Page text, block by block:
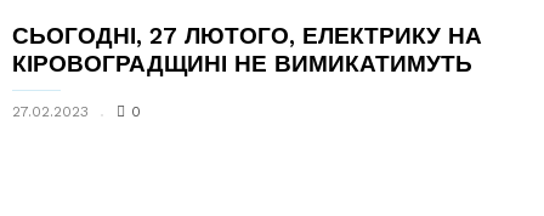
СЬОГОДНІ, 27 ЛЮТОГО, ЕЛЕКТРИКУ НА
КІРОВОГРАДЩИНІ НЕ ВИМИКАТИМУТЬ
27.02.2023 0